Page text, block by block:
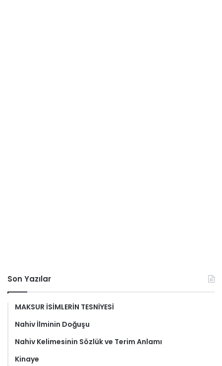
Son Yazılar
MAKSUR İSİMLERİN TESNİYESİ
Nahiv İlminin Doğuşu
Nahiv Kelimesinin Sözlük ve Terim Anlamı
Kinaye